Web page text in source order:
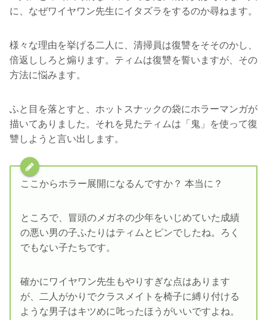
に、なぜワイヤワン先生にイタズラをするのか尋ねます。
様々な理由を挙げる二人に、清掃員は復讐をそそのかし、
倍返ししろと煽ります。ティムは復讐を誓いますが、その
方法に悩みます。
ふと目を落とすと、ホットスナックの袋にホラーマンガが
描いてありました。それを見たティムは「鬼」を使って復
讐しようと言い出します。
ここからホラー展開になるんですか？ 本当に？
ところで、冒頭のメガネの少年をいじめていた成績
の悪い男の子ふたりはティムとピンでしたね。ろく
でもない子たちです。
確かにワイヤワン先生もやりすぎな点はあります
が、二人がかりでクラスメイトを椅子に縛り付ける
ような男子はキツめに𠮟ったほうがいいですよね。